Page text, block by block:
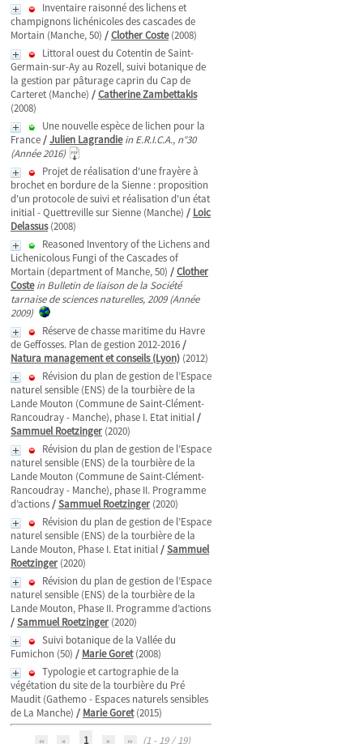
Inventaire raisonné des lichens et
champignons lichénicoles des cascades de
Mortain (Manche, 50) /Clother Coste(2008)
Littoral ouest du Cotentin de Saint-
Germain-sur-Ay au Rozell, suivi botanique de
la gestion par pâturage caprin du Cap de
Carteret (Manche) /Catherine Zambettakis
(2008)
Une nouvelle espèce de lichen pour la
France/Julien Lagrandie in E.R.I.C.A., n°30
(Année 2016)
Projet de réalisation d'une frayère à
brochet en bordure de la Sienne : proposition
d'un protocole de suivi et réalisation d'un état
initial - Quettreville sur Sienne (Manche) / Loic
Delassus(2008)
Reasoned Inventory of the Lichens and
Lichenicolous Fungi of the Cascades of
Mortain (department of Manche, 50) /Clother
Coste in Bulletin de liaison de la Société
tarnaise de sciences naturelles, 2009 (Année
2009)
Réserve de chasse maritime du Havre
de Geffosses. Plan de gestion 2012-2016/
Natura management et conseils (Lyon) (2012)
Révision du plan de gestion de l’Espace
naturel sensible (ENS) de la tourbière de la
Lande Mouton (Commune de Saint-Clément-
Rancoudray - Manche), phase I. Etat initial/
Sammuel Roetzinger (2020)
Révision du plan de gestion de l’Espace
naturel sensible (ENS) de la tourbière de la
Lande Mouton (Commune de Saint-Clément-
Rancoudray - Manche), phase II. Programme
d’actions/Sammuel Roetzinger (2020)
Révision du plan de gestion de l’Espace
naturel sensible (ENS) de la tourbière de la
Lande Mouton, Phase I. Etat initial/Sammuel
Roetzinger (2020)
Révision du plan de gestion de l’Espace
naturel sensible (ENS) de la tourbière de la
Lande Mouton, Phase II. Programme d’actions
/Sammuel Roetzinger (2020)
Suivi botanique de la Vallée du
Fumichon (50) / Marie Goret(2008)
Typologie et cartographie de la
végétation du site de la tourbière du Pré
Maudit (Gathemo - Espaces naturels sensibles
de La Manche) / Marie Goret(2015)
1
(1 - 19 / 19)